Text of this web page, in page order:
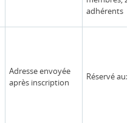
adhérents
Adresse envoyée
après inscription
Réservé